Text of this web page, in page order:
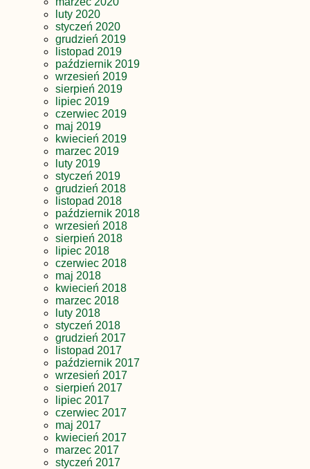
luty 2020
styczeń 2020
grudzień 2019
listopad 2019
październik 2019
wrzesień 2019
sierpień 2019
lipiec 2019
czerwiec 2019
maj 2019
kwiecień 2019
marzec 2019
luty 2019
styczeń 2019
grudzień 2018
listopad 2018
październik 2018
wrzesień 2018
sierpień 2018
lipiec 2018
czerwiec 2018
maj 2018
kwiecień 2018
marzec 2018
luty 2018
styczeń 2018
grudzień 2017
listopad 2017
październik 2017
wrzesień 2017
sierpień 2017
lipiec 2017
czerwiec 2017
maj 2017
kwiecień 2017
marzec 2017
styczeń 2017